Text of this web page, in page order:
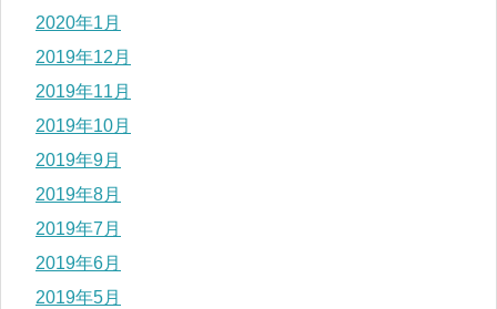
2020年1月
2019年12月
2019年11月
2019年10月
2019年9月
2019年8月
2019年7月
2019年6月
2019年5月